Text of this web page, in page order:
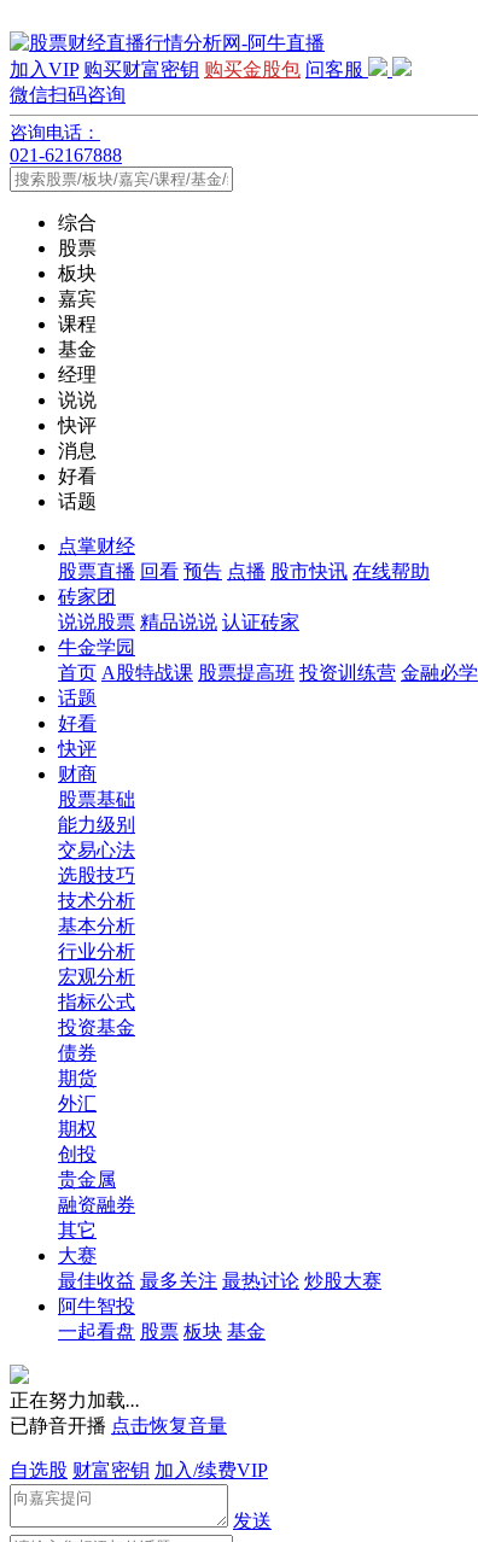
加入VIP 购买财富密钥 购买金股包 问客服
微信扫码咨询
咨询电话：
021-62167888
综合
股票
板块
嘉宾
课程
基金
经理
说说
快评
消息
好看
话题
点掌财经
股票直播 回看 预告 点播 股市快讯 在线帮助
砖家团
说说股票 精品说说 认证砖家
牛金学园
首页 A股特战课 股票提高班 投资训练营 金融必学
话题
好看
快评
财商
股票基础
能力级别
交易心法
选股技巧
技术分析
基本分析
行业分析
宏观分析
指标公式
投资基金
债券
期货
外汇
期权
创投
贵金属
融资融券
其它
大赛
最佳收益 最多关注 最热讨论 炒股大赛
阿牛智投
一起看盘 股票 板块 基金
正在努力加载...
已静音开播 点击恢复音量
自选股 财富密钥 加入/续费VIP
发送